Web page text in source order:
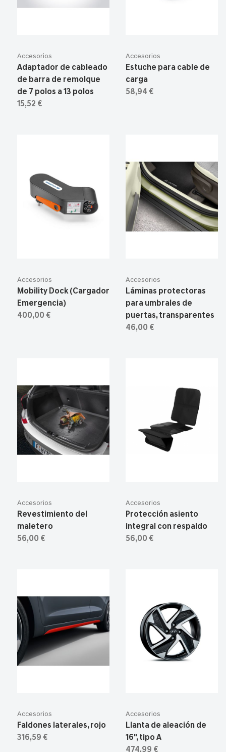
Accesorios
Adaptador de cableado
de barra de remolque
de 7 polos a 13 polos
15,52 €
Accesorios
Estuche para cable de
carga
58,94 €
Accesorios
Mobility Dock (Cargador
Emergencia)
400,00 €
Accesorios
Láminas protectoras
para umbrales de
puertas, transparentes
46,00 €
Accesorios
Revestimiento del
maletero
56,00 €
Accesorios
Protección asiento
integral con respaldo
56,00 €
Accesorios
Faldones laterales, rojo
316,59 €
Accesorios
Llanta de aleación de
16", tipo A
474,99 €